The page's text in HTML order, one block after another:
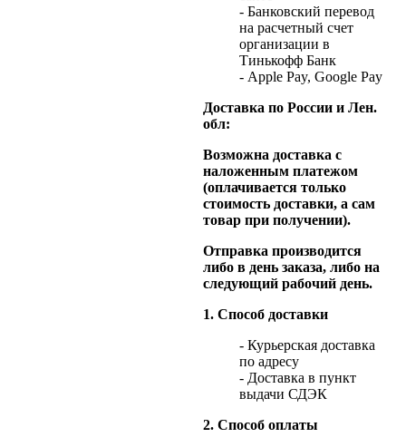
- Банковский перевод
на расчетный счет
организации в
Тинькофф Банк
- Apple Pay, Google Pay
Доставка по России и Лен.
обл:
Возможна доставка с
наложенным платежом
(оплачивается только
стоимость доставки, а сам
товар при получении).
Отправка производится
либо в день заказа, либо на
следующий рабочий день.
1. Способ доставки
- Курьерская доставка
по адресу
- Доставка в пункт
выдачи СДЭК
2. Способ оплаты